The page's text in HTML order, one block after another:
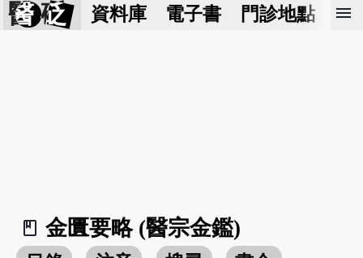
醫 砭 資料庫 電子書 門診地點 預
menu
book_2
金匱要略 (醫宗金鑑)